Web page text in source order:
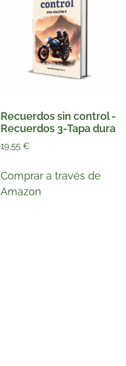
Recuerdos sin control -
Recuerdos 3-Tapa dura
19,55 €
Comprar a través de
Amazon